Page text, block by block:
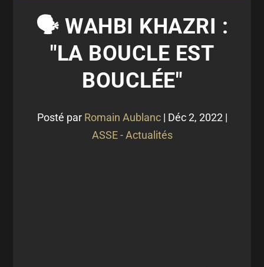
🗣 WAHBI KHAZRI :
"LA BOUCLE EST
BOUCLÉE"
Posté par Romain Aublanc| Déc 2, 2022|
ASSE - Actualités